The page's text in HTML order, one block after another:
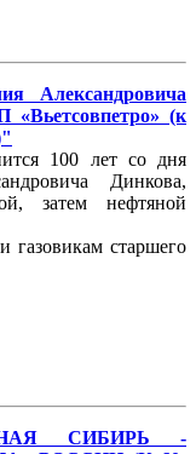
Александровича
«Вьетсовпетро» (к
100 лет со дня
Динкова,
затем нефтяной
газовикам старшего
СИБИРЬ -